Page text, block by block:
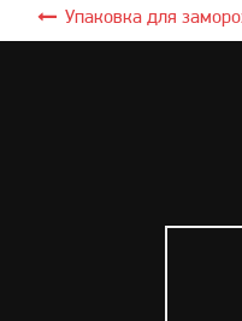
Упаковка для